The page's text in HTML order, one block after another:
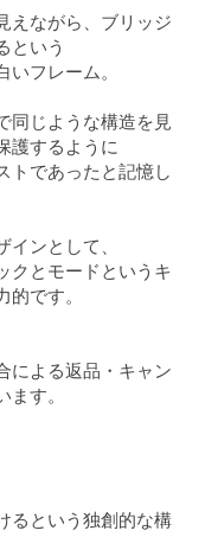
えながら、ブリッジ
という
フレーム。
同じような構造を見
護するように
トであったと記憶し
ンとして、
クとモードというキ
です。
による返品・キャン
す。
るという独創的な構